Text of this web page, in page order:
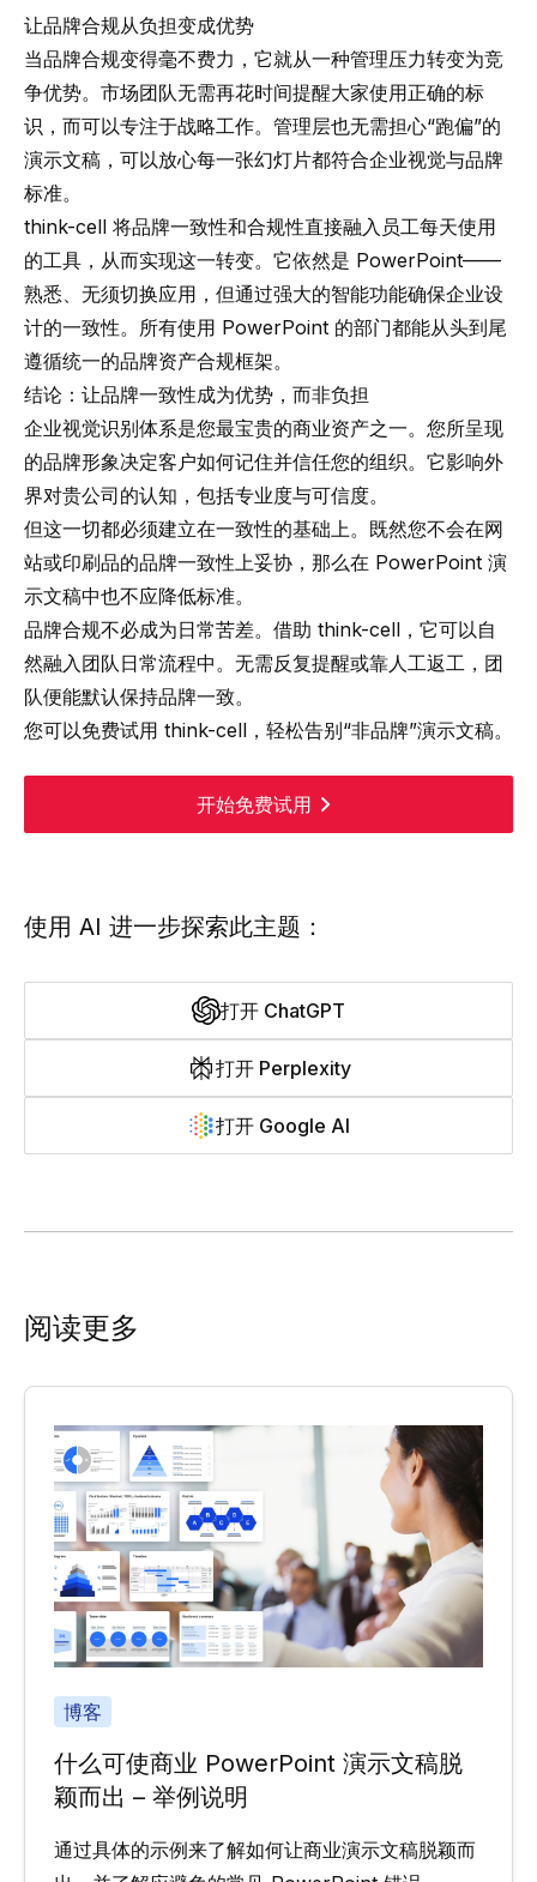
让品牌合规从负担变成优势
当品牌合规变得毫不费力，它就从一种管理压力转变为竞
争优势。市场团队无需再花时间提醒大家使用正确的标
识，而可以专注于战略工作。管理层也无需担心“跑偏”的
演示文稿，可以放心每一张幻灯片都符合企业视觉与品牌
标准。
think-cell 将品牌一致性和合规性直接融入员工每天使用
的工具，从而实现这一转变。它依然是 PowerPoint——
熟悉、无须切换应用，但通过强大的智能功能确保企业设
计的一致性。所有使用 PowerPoint 的部门都能从头到尾
遵循统一的品牌资产合规框架。
结论：让品牌一致性成为优势，而非负担
企业视觉识别体系是您最宝贵的商业资产之一。您所呈现
的品牌形象决定客户如何记住并信任您的组织。它影响外
界对贵公司的认知，包括专业度与可信度。
但这一切都必须建立在一致性的基础上。既然您不会在网
站或印刷品的品牌一致性上妥协，那么在 PowerPoint 演
示文稿中也不应降低标准。
品牌合规不必成为日常苦差。借助 think-cell，它可以自
然融入团队日常流程中。无需反复提醒或靠人工返工，团
队便能默认保持品牌一致。
您可以免费试用 think-cell，轻松告别“非品牌”演示文稿。
开始免费试用
使用 AI 进一步探索此主题：
打开 ChatGPT
打开 Perplexity
打开 Google AI
阅读更多
博客
什么可使商业 PowerPoint 演示文稿脱
颖而出 – 举例说明
通过具体的示例来了解如何让商业演示文稿脱颖而